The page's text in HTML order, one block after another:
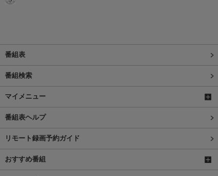
番組表
番組検索
マイメニュー
番組表ヘルプ
リモート録画予約ガイド
おすすめ番組